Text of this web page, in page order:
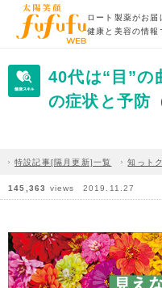
ロート製薬がお届
健康と美容の情報
40代は“目”の
の症状と予防
特設記事[隔月更新]一覧 知っト
145,363 views 2019.11.27